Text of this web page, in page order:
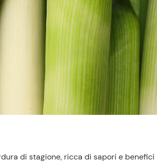
di stagione, ricca di sapori e benefici